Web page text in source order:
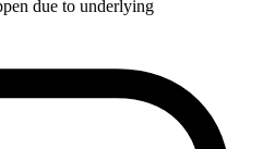
due to underlying